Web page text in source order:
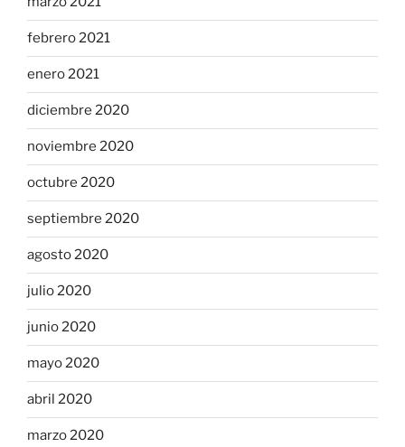
febrero 2021
enero 2021
diciembre 2020
noviembre 2020
octubre 2020
septiembre 2020
agosto 2020
julio 2020
junio 2020
mayo 2020
abril 2020
marzo 2020